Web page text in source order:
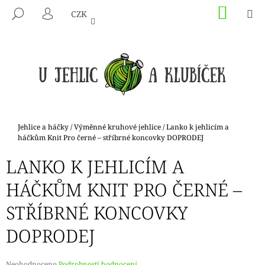
HLEDAT
PŘIHLÁŠENÍ
CZK KOŠÍK
Domů
Jehlice a háčky/Výměnné kruhové jehlice/Lanko k jehlicím a
háčkům Knit Pro černé – stříbrné koncovky DOPRODEJ
LANKO K JEHLICÍM A
HÁČKŮM KNIT PRO ČERNÉ –
STŘÍBRNÉ KONCOVKY
DOPRODEJ
T
Ř
B
U
J
E
T
E